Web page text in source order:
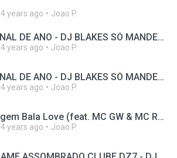
4 years ago Joao P.
SET FINAL DE ANO - DJ BLAKES SÓ MANDELÃO ORIGINAL (DJ Blakes) 2021
4 years ago Joao P.
SET FINAL DE ANO - DJ BLAKES SÓ MANDELÃO ORIGINAL (DJ Blakes) 2021
4 years ago Joao P.
Montagem Bala Love (feat. MC GW & MC Renatinho Falcão)
4 years ago Joao P.